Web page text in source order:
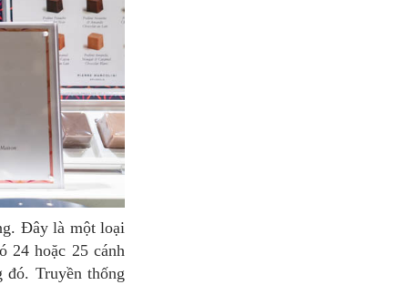
24 hoặc 25 cánh
đó. Truyền thống